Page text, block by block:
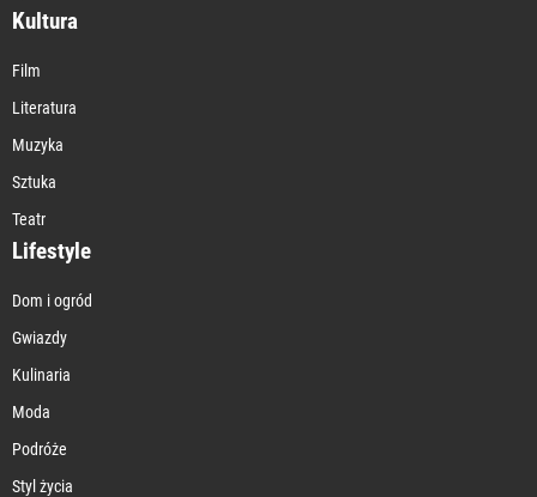
Kultura
Film
Literatura
Muzyka
Sztuka
Teatr
Lifestyle
Dom i ogród
Gwiazdy
Kulinaria
Moda
Podróże
Styl życia